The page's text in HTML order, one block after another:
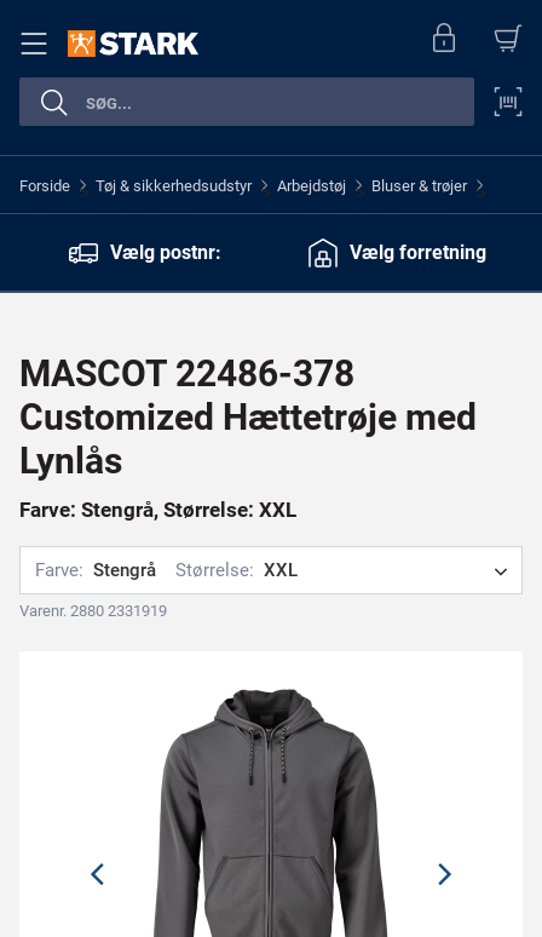
Forside > Tøj & sikkerhedsudstyr > Arbejdstøj > Bluser & trøjer >
Vælg postnr: Vælg forretning
MASCOT 22486-378
Customized Hættetrøje med
Lynlås
Farve: Stengrå, Størrelse: XXL
Farve: Stengrå Størrelse: XXL
Varenr. 2880 2331919